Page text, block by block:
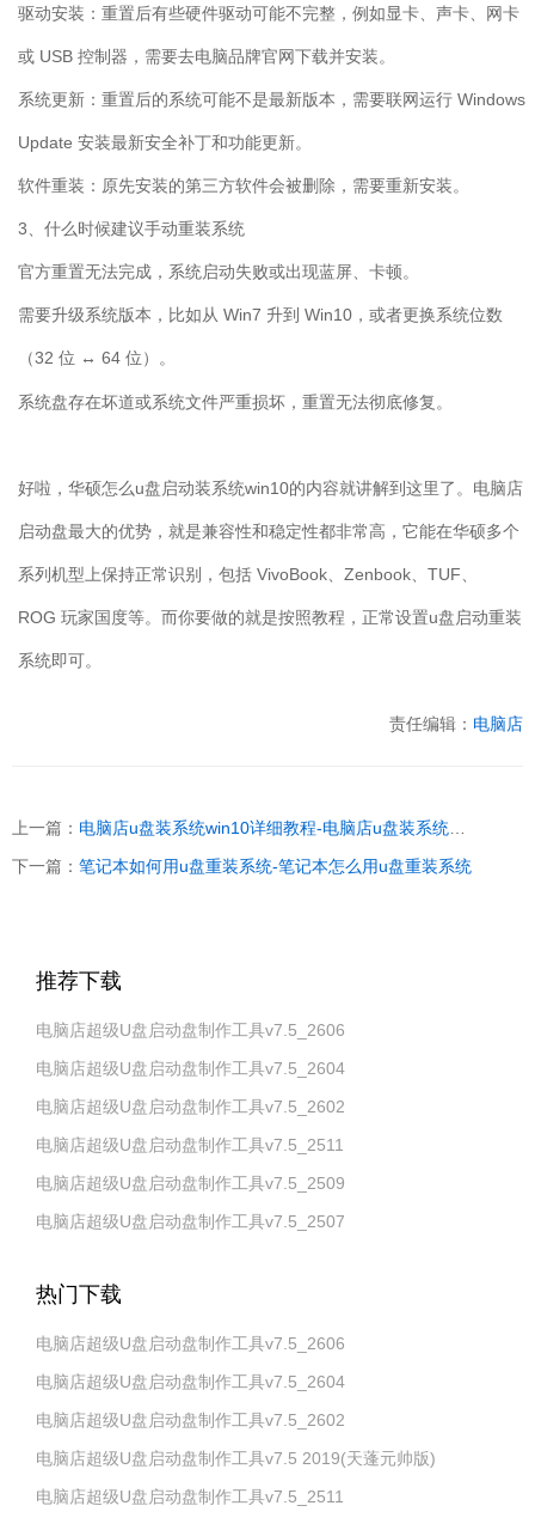
驱动安装：重置后有些硬件驱动可能不完整，例如显卡、声卡、网卡
或 USB 控制器，需要去电脑品牌官网下载并安装。
系统更新：重置后的系统可能不是最新版本，需要联网运行 Windows
Update 安装最新安全补丁和功能更新。
软件重装：原先安装的第三方软件会被删除，需要重新安装。
3 、什么时候建议手动重装系统
官方重置无法完成，系统启动失败或出现蓝屏、卡顿。
需要升级系统版本，比如从 Win7 升到 Win10 ，或者更换系统位数
（32 位 ↔ 64 位）。
系统盘存在坏道或系统文件严重损坏，重置无法彻底修复。
好啦，华硕怎么u盘启动装系统win10的内容就讲解到这里了。电脑店
启动盘最大的优势，就是兼容性和稳定性都非常高，它能在华硕多个
系列机型上保持正常识别，包括 VivoBook Zenbook TUF
ROG 玩家国度等。而你要做的就是按照教程，正常设置u盘启动重装
系统即可。
责任编辑： 电脑店
上一篇： 电脑店u盘装系统win10详细教程-电脑店u盘装系统win10
下一篇： 笔记本如何用u盘重装系统-笔记本怎么用u盘重装系统
推荐下载
电脑店超级U盘启动盘制作工具v7.5_2606
电脑店超级U盘启动盘制作工具v7.5_2604
电脑店超级U盘启动盘制作工具v7.5_2602
电脑店超级U盘启动盘制作工具v7.5_2511
电脑店超级U盘启动盘制作工具v7.5_2509
电脑店超级U盘启动盘制作工具v7.5_2507
热门下载
电脑店超级U盘启动盘制作工具v7.5_2606
电脑店超级U盘启动盘制作工具v7.5_2604
电脑店超级U盘启动盘制作工具v7.5_2602
电脑店超级U盘启动盘制作工具v7.5 2019(天蓬元帅版)
电脑店超级U盘启动盘制作工具v7.5_2511